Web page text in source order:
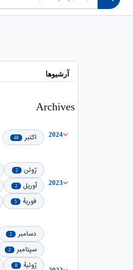
آرشیوها
Archives
2024 اکتبر 48
2023
ژوئن 2
آوریل 2
فوریهٔ 5
دسامبر 2
سپتامبر 2
ژوئیهٔ 8